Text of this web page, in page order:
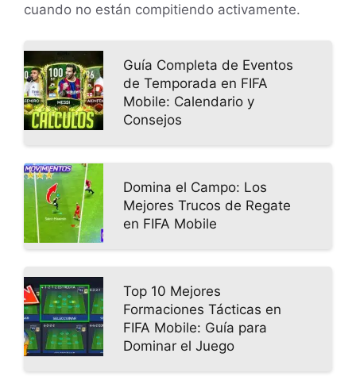
cuando no están compitiendo activamente.
Guía Completa de Eventos
de Temporada en FIFA
Mobile: Calendario y
Consejos
Domina el Campo: Los
Mejores Trucos de Regate
en FIFA Mobile
Top 10 Mejores
Formaciones Tácticas en
FIFA Mobile: Guía para
Dominar el Juego